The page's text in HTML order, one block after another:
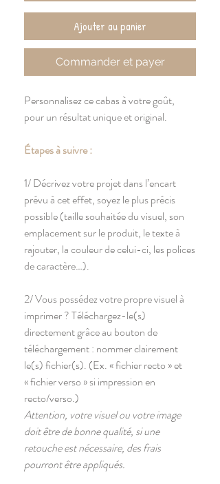
Ajouter au panier
Commander et payer
Personnalisez ce cabas à votre goût,
pour un résultat unique et original.
Étapes à suivre :
1/ Décrivez votre projet dans l’encart
prévu à cet effet, soyez le plus précis
possible (taille souhaitée du visuel, son
emplacement sur le produit, le texte à
rajouter, la couleur de celui-ci, les polices
de caractère…).
2/ Vous possédez votre propre visuel à
imprimer ? Téléchargez-le(s)
directement grâce au bouton de
téléchargement : nommer clairement
le(s) fichier(s). (Ex. « fichier recto » et
« fichier verso » si impression en
recto/verso.)
Attention, votre visuel ou votre image
doit être de bonne qualité, si une
retouche est nécessaire, des frais
pourront être appliqués.